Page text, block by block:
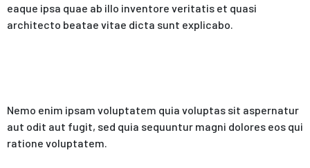
eaque ipsa quae ab illo inventore veritatis et quasi
architecto beatae vitae dicta sunt explicabo.
Nemo enim ipsam voluptatem quia voluptas sit aspernatur
aut odit aut fugit, sed quia sequuntur magni dolores eos qui
ratione voluptatem.